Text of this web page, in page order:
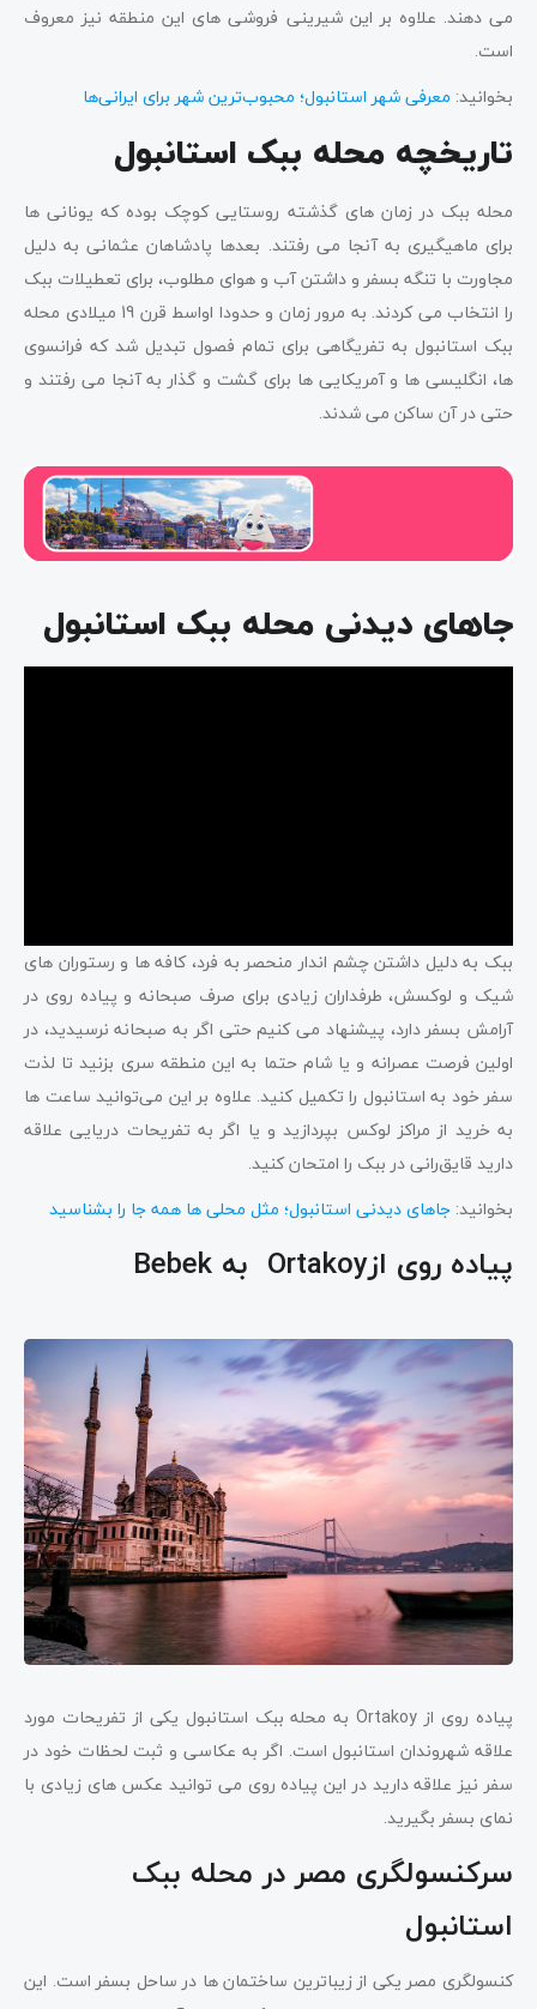
می دهند. علاوه بر این شیرینی فروشی های این منطقه نیز معروف
است.
بخوانید: معرفی شهر استانبول؛ محبوب‌ترین شهر برای ایرانی‌ها
تاریخچه محله ببک استانبول
محله ببک در زمان های گذشته روستایی کوچک بوده که یونانی ها
برای ماهیگیری به آنجا می رفتند. بعدها پادشاهان عثمانی به دلیل
مجاورت با تنگه بسفر و داشتن آب و هوای مطلوب، برای تعطیلات ببک
را انتخاب می کردند. به مرور زمان و حدودا اواسط قرن 19 میلادی محله
ببک استانبول به تفریگاهی برای تمام فصول تبدیل شد که فرانسوی
ها، انگلیسی ها و آمریکایی ها برای گشت و گذار به آنجا می رفتند و
حتی در آن ساکن می شدند.
جاهای دیدنی محله ببک استانبول
ببک به دلیل داشتن چشم اندار منحصر به فرد، کافه ها و رستوران های
شیک و لوکسش، طرفداران زیادی برای صرف صبحانه و پیاده روی در
آرامش بسفر دارد، پیشنهاد می کنیم حتی اگر به صبحانه نرسیدید، در
اولین فرصت عصرانه و یا شام حتما به این منطقه سری بزنید تا لذت
سفر خود به استانبول را تکمیل کنید. علاوه بر این می‌توانید ساعت ها
به خرید از مراکز لوکس بپردازید و یا اگر به تفریحات دریایی علاقه
دارید قایق‌رانی در ببک را امتحان کنید.
بخوانید: جاهای دیدنی استانبول؛ مثل محلى ها همه جا را بشناسید
پیاده روی ازOrtakoy به Bebek
پیاده روی از Ortakoy به محله ببک استانبول یکی از تفریحات مورد
علاقه شهروندان استانبول است. اگر به عکاسی و ثبت لحظات خود در
سفر نیز علاقه دارید در این پیاده روی می توانید عکس های زیادی با
نمای بسفر بگیرید.
سرکنسولگری مصر در محله ببک
استانبول
کنسولگری مصر یکی از زیباترین ساختمان ها در ساحل بسفر است. این